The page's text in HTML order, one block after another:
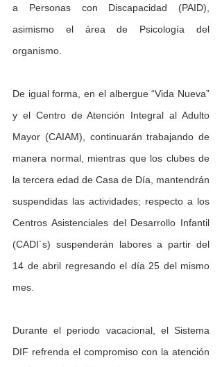
a Personas con Discapacidad (PAID),
asimismo el área de Psicología del
organismo.
De igual forma, en el albergue “Vida Nueva”
y el Centro de Atención Integral al Adulto
Mayor (CAIAM), continuarán trabajando de
manera normal, mientras que los clubes de
la tercera edad de Casa de Día, mantendrán
suspendidas las actividades; respecto a los
Centros Asistenciales del Desarrollo Infantil
(CADI´s) suspenderán labores a partir del
14 de abril regresando el día 25 del mismo
mes.
Durante el periodo vacacional, el Sistema
DIF refrenda el compromiso con la atención